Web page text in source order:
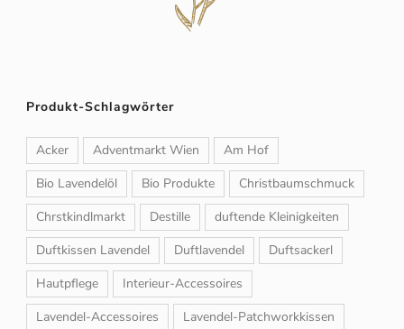
Produkt-Schlagwörter
Acker Adventmarkt Wien
Am Hof
Bio Lavendelöl
Bio Produkte
Christbaumschmuck
Chrstkindlmarkt
Destille
duftende Kleinigkeiten
Duftkissen Lavendel
Duftlavendel
Duftsackerl
Hautpflege
Interieur-Accessoires
Lavendel-Accessoires
Lavendel-Patchworkkissen